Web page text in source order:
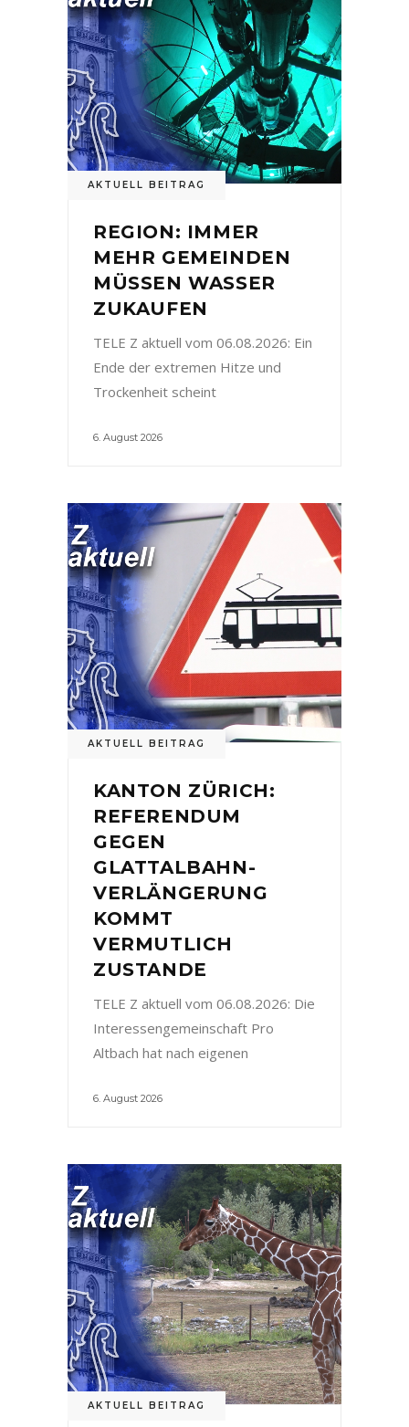
AKTUELL BEITRAG
REGION: IMMER
MEHR GEMEINDEN
MÜSSEN WASSER
ZUKAUFEN
TELE Z aktuell vom 06.08.2026: Ein
Ende der extremen Hitze und
Trockenheit scheint
6. August 2026
AKTUELL BEITRAG
KANTON ZÜRICH:
REFERENDUM
GEGEN
GLATTALBAHN-
VERLÄNGERUNG
KOMMT
VERMUTLICH
ZUSTANDE
TELE Z aktuell vom 06.08.2026: Die
Interessengemeinschaft Pro
Altbach hat nach eigenen
6. August 2026
AKTUELL BEITRAG